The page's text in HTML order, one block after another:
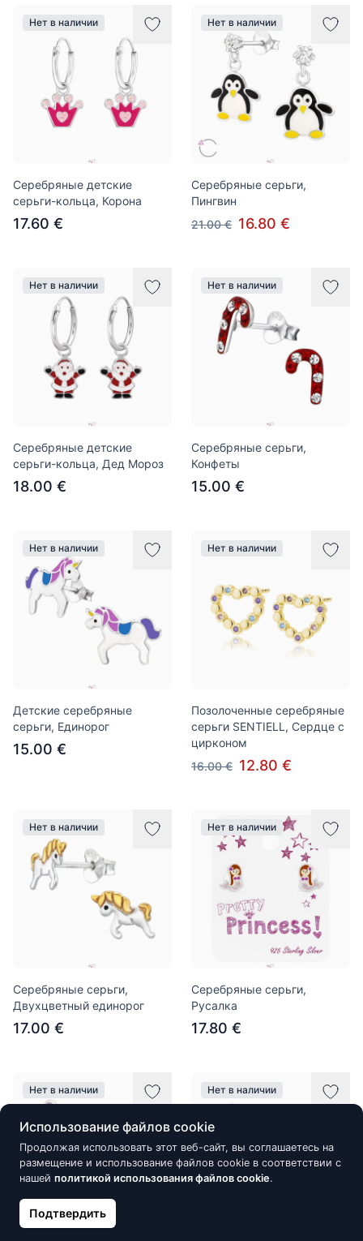
Нет в наличии
Серебряные детские
серьги-кольца, Корона
17.60 €
Нет в наличии
Серебряные серьги,
Пингвин
21.00 € 16.80 €
Нет в наличии
Серебряные детские
серьги-кольца, Дед Мороз
18.00 €
Нет в наличии
Серебряные серьги,
Конфеты
15.00 €
Нет в наличии
Детские серебряные
серьги, Единорог
15.00 €
Нет в наличии
Позолоченные серебряные
серьги SENTIELL, Сердце с
цирконом
16.00 € 12.80 €
Нет в наличии
Серебряные серьги,
Двухцветный единорог
17.00 €
Нет в наличии
Серебряные серьги,
Русалка
17.80 €
Нет в наличии Нет в наличии
Использование файлов cookie
Продолжая использовать этот веб-сайт, вы соглашаетесь на
размещение и использование файлов cookie в соответствии с
нашей политикой использования файлов cookie.
Подтвердить